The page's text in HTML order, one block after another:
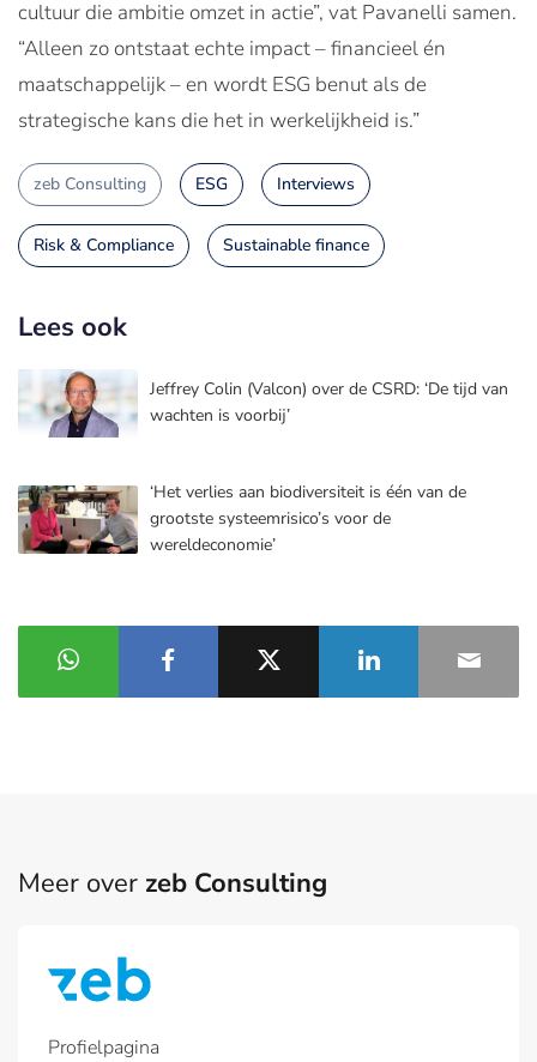
cultuur die ambitie omzet in actie”, vat Pavanelli samen.
“Alleen zo ontstaat echte impact – financieel én
maatschappelijk – en wordt ESG benut als de
strategische kans die het in werkelijkheid is.”
zeb Consulting ESG Interviews
Risk & Compliance Sustainable finance
Lees ook
Jeffrey Colin (Valcon) over de CSRD: ‘De tijd van
wachten is voorbij’
‘Het verlies aan biodiversiteit is één van de
grootste systeemrisico’s voor de
wereldeconomie’
Meer over zeb Consulting
Profielpagina